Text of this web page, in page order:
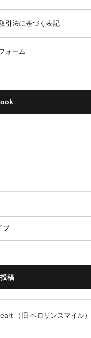
引法に基づく表記
ォーム
稿
（旧 ペロリンスマイル